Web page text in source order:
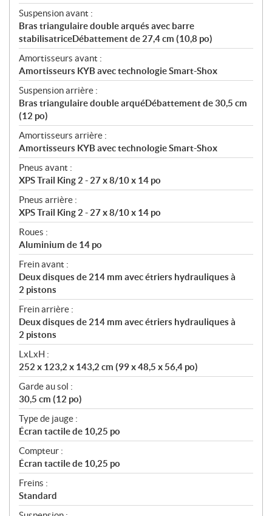
Suspension avant :
Bras triangulaire double arqués avec barre
stabilisatriceDébattement de 27,4 cm (10,8 po)
Amortisseurs avant :
Amortisseurs KYB avec technologie Smart-Shox
Suspension arrière :
Bras triangulaire double arquéDébattement de 30,5 cm
(12 po)
Amortisseurs arrière :
Amortisseurs KYB avec technologie Smart-Shox
Pneus avant :
XPS Trail King 2 - 27 x 8/10 x 14 po
Pneus arrière :
XPS Trail King 2 - 27 x 8/10 x 14 po
Roues :
Aluminium de 14 po
Frein avant :
Deux disques de 214 mm avec étriers hydrauliques à
2 pistons
Frein arrière :
Deux disques de 214 mm avec étriers hydrauliques à
2 pistons
LxLxH :
252 x 123,2 x 143,2 cm (99 x 48,5 x 56,4 po)
Garde au sol :
30,5 cm (12 po)
Type de jauge :
Écran tactile de 10,25 po
Compteur :
Écran tactile de 10,25 po
Freins :
Standard